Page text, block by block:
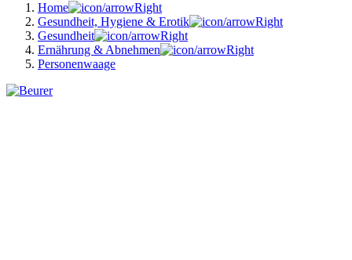
Home
Gesundheit, Hygiene & Erotik
Gesundheit
Ernährung & Abnehmen
Personenwaage